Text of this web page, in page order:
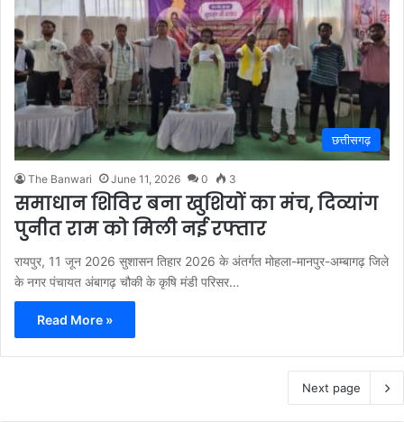
छत्तीसगढ़
The Banwari June 11, 2026 0 3
समाधान शिविर बना खुशियों का मंच, दिव्यांग
पुनीत राम को मिली नई रफ्तार
रायपुर, 11 जून 2026 सुशासन तिहार 2026 के अंतर्गत मोहला-मानपुर-अम्बागढ़ जिले
के नगर पंचायत अंबागढ़ चौकी के कृषि मंडी परिसर…
Read More »
Next page